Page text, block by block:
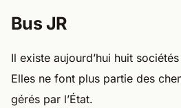
Bus JR
Il existe aujourd’hui huit
Elles ne font plus partie des
gérés par l’État.